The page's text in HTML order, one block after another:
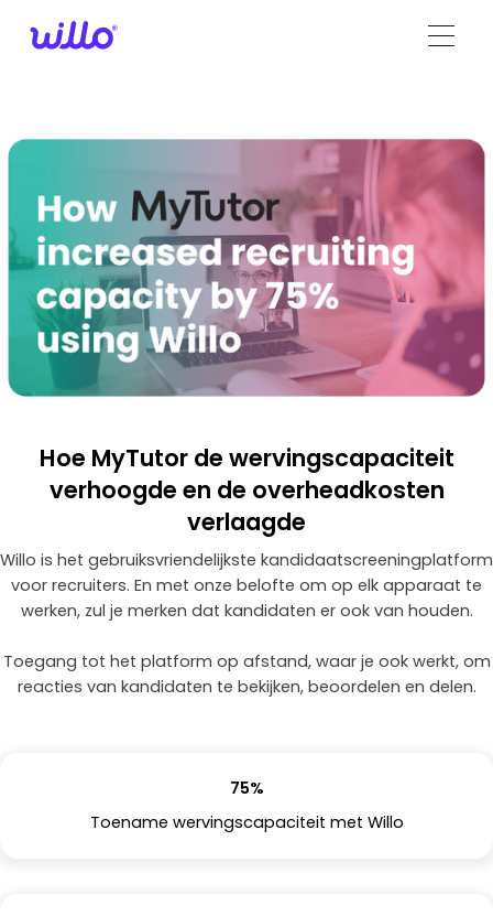
note:
an
system.
Hoe MyTutor de wervingscapaciteit
verhoogde en de overheadkosten
verlaagde
Willo is het gebruiksvriendelijkste kandidaatscreeningplatform
voor recruiters. En met onze belofte om op elk apparaat te
werken, zul je merken dat kandidaten er ook van houden.
Toegang tot het platform op afstand, waar je ook werkt, om
reacties van kandidaten te bekijken, beoordelen en delen.
75%
Toename wervingscapaciteit met Willo